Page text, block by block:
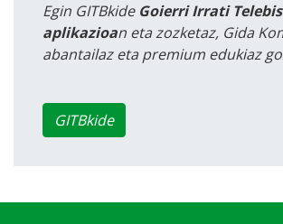
Egin GITBkide Goierri Irrati
aplikazioan eta zozketaz, Gida
abantailaz eta premium edukiaz
GITBkide